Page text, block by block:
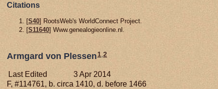
Citations
[S40] RootsWeb's WorldConnect Project.
[S11640] Www.genealogieonline.nl.
Armgard von Plessen 1,2
Last Edited
3 Apr 2014
F, #114761, b. circa 1410, d. before 1466